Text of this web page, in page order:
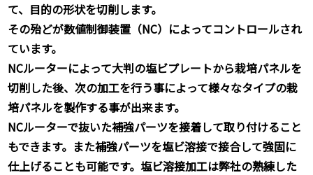
て、目的の形状を切削します。
その殆どが数値制御装置（NC）によってコントロールされ
ています。
NCルーターによって大判の塩ビプレートから栽培パネルを
切削した後、次の加工を行う事によって様々なタイプの栽
培パネルを製作する事が出来ます。
NCルーターで抜いた補強パーツを接着して取り付けること
もできます。また補強パーツを塩ビ溶接で接合して強固に
仕上げることも可能です。塩ビ溶接加工は弊社の熟練した